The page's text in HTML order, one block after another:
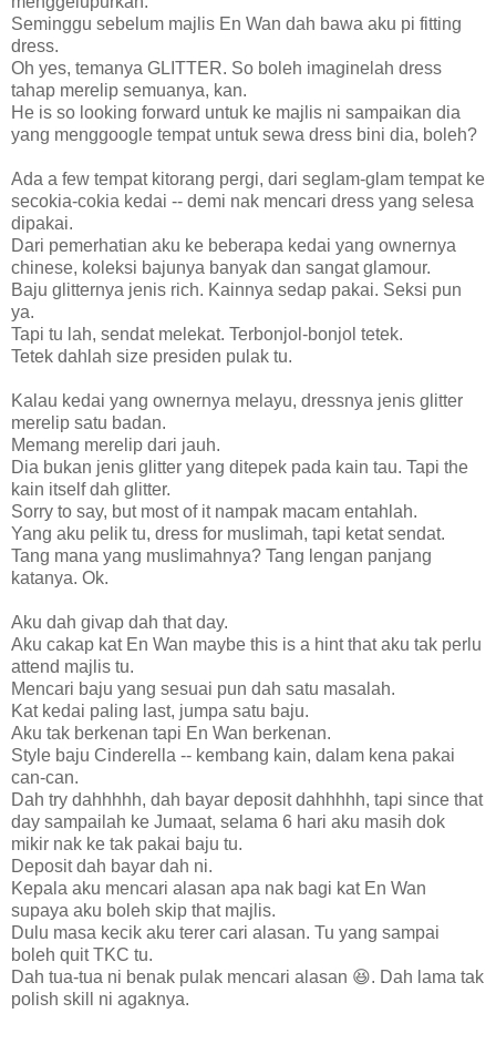
Seminggu sebelum majlis En Wan dah bawa aku pi fitting
dress.
Oh yes, temanya GLITTER. So boleh imaginelah dress
tahap merelip semuanya, kan.
He is so looking forward untuk ke majlis ni sampaikan dia
yang menggoogle tempat untuk sewa dress bini dia, boleh?
Ada a few tempat kitorang pergi, dari seglam-glam tempat ke
secokia-cokia kedai -- demi nak mencari dress yang selesa
dipakai.
Dari pemerhatian aku ke beberapa kedai yang ownernya
chinese, koleksi bajunya banyak dan sangat glamour.
Baju glitternya jenis rich. Kainnya sedap pakai. Seksi pun
ya.
Tapi tu lah, sendat melekat. Terbonjol-bonjol tetek.
Tetek dahlah size presiden pulak tu.
Kalau kedai yang ownernya melayu, dressnya jenis glitter
merelip satu badan.
Memang merelip dari jauh.
Dia bukan jenis glitter yang ditepek pada kain tau. Tapi the
kain itself dah glitter.
Sorry to say, but most of it nampak macam entahlah.
Yang aku pelik tu, dress for muslimah, tapi ketat sendat.
Tang mana yang muslimahnya? Tang lengan panjang
katanya. Ok.
Aku dah givap dah that day.
Aku cakap kat En Wan maybe this is a hint that aku tak perlu
attend majlis tu.
Mencari baju yang sesuai pun dah satu masalah.
Kat kedai paling last, jumpa satu baju.
Aku tak berkenan tapi En Wan berkenan.
Style baju Cinderella -- kembang kain, dalam kena pakai
can-can.
Dah try dahhhhh, dah bayar deposit dahhhhh, tapi since that
day sampailah ke Jumaat, selama 6 hari aku masih dok
mikir nak ke tak pakai baju tu.
Deposit dah bayar dah ni.
Kepala aku mencari alasan apa nak bagi kat En Wan
supaya aku boleh skip that majlis.
Dulu masa kecik aku terer cari alasan. Tu yang sampai
boleh quit TKC tu.
Dah tua-tua ni benak pulak mencari alasan 😆. Dah lama tak
polish skill ni agaknya.